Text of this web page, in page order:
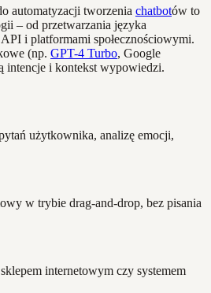
automatyzacji tworzenia chatbotów to
– od przetwarzania języka
i platformami społecznościowymi.
(np. GPT-4 Turbo, Google
intencje i kontekst wypowiedzi.
użytkownika, analizę emocji,
w trybie drag-and-drop, bez pisania
internetowym czy systemem